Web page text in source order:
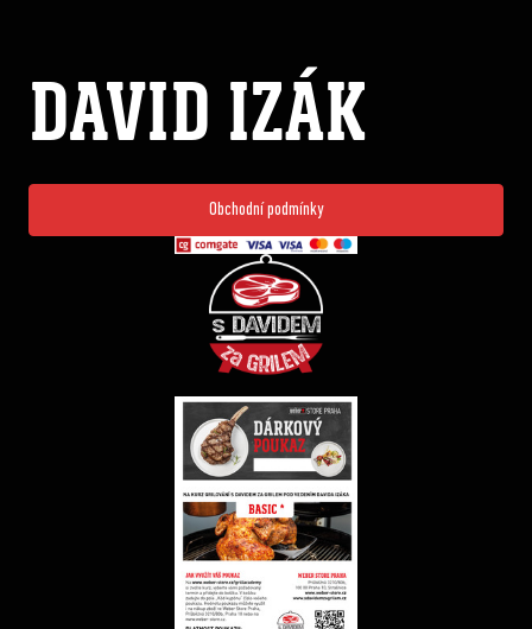
DAVID IZÁK
Obchodní podmínky